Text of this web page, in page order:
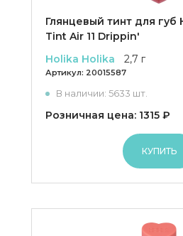
Глянцевый тинт для губ
Tint Air 11 Drippin'
Holika Holika
2,7 г
Артикул: 20015587
В наличии: 5633 шт.
Розничная цена: 1315 ₽
КУПИТЬ